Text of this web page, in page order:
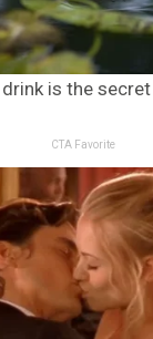
is the
CTA Favorite